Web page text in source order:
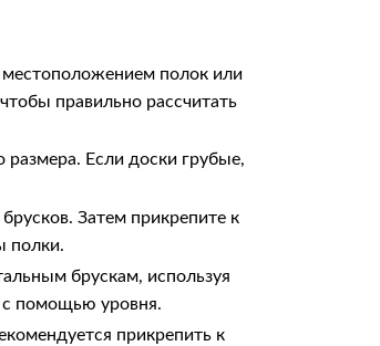
полок или
правильно рассчитать
Если доски грубые,
Затем прикрепите к
полки.
брускам, используя
с помощью уровня.
прикрепить к